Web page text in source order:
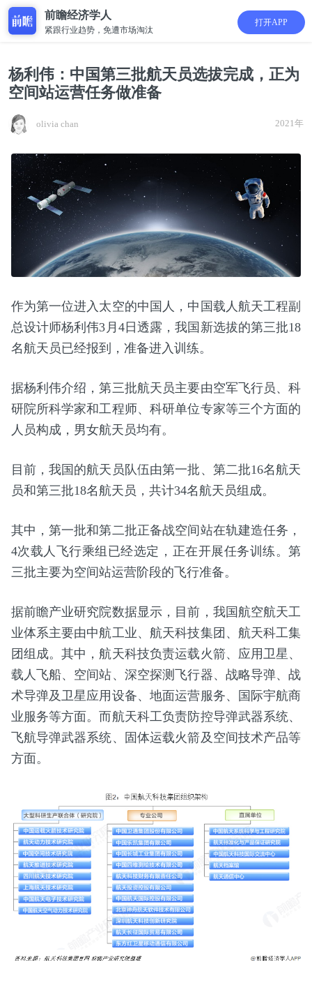
前瞻经济学人
紧跟行业趋势，免遭市场淘汰
打开APP
杨利伟：中国第三批航天员选拔完成，正为
空间站运营任务做准备
olivia chan 2021年
作为第一位进入太空的中国人，中国载人航天工程副
总设计师杨利伟3月4日透露，我国新选拔的第三批18
名航天员已经报到，准备进入训练。
据杨利伟介绍，第三批航天员主要由空军飞行员、科
研院所科学家和工程师、科研单位专家等三个方面的
人员构成，男女航天员均有。
目前，我国的航天员队伍由第一批、第二批16名航天
员和第三批18名航天员，共计34名航天员组成。
其中，第一批和第二批正备战空间站在轨建造任务，
4次载人飞行乘组已经选定，正在开展任务训练。第
三批主要为空间站运营阶段的飞行准备。
据前瞻产业研究院数据显示，目前，我国航空航天工
业体系主要由中航工业、航天科技集团、航天科工集
团组成。其中，航天科技负责运载火箭、应用卫星、
载人飞船、空间站、深空探测飞行器、战略导弹、战
术导弹及卫星应用设备、地面运营服务、国际宇航商
业服务等方面。而航天科工负责防控导弹武器系统、
飞航导弹武器系统、固体运载火箭及空间技术产品等
方面。